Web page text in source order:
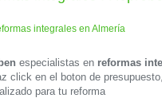
integrales en Almería
especialistas en reformas
click en el boton de
para tu reforma